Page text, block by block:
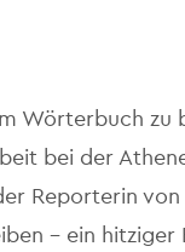
Wörterbuch
bei der
Reporterin
– ein hitziger